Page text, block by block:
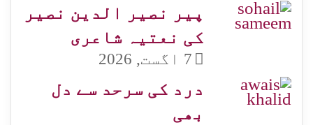
پیر نصیر الدین نصیر
کی نعتیہ شاعری
7 اگست, 2026
درد کی سرحد سے دل
بھی